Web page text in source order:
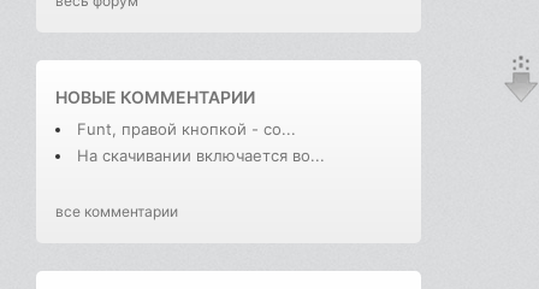
НОВЫЕ КОММЕНТАРИИ
Funt, правой кнопкой - со...
На скачивании включается во...
все комментарии